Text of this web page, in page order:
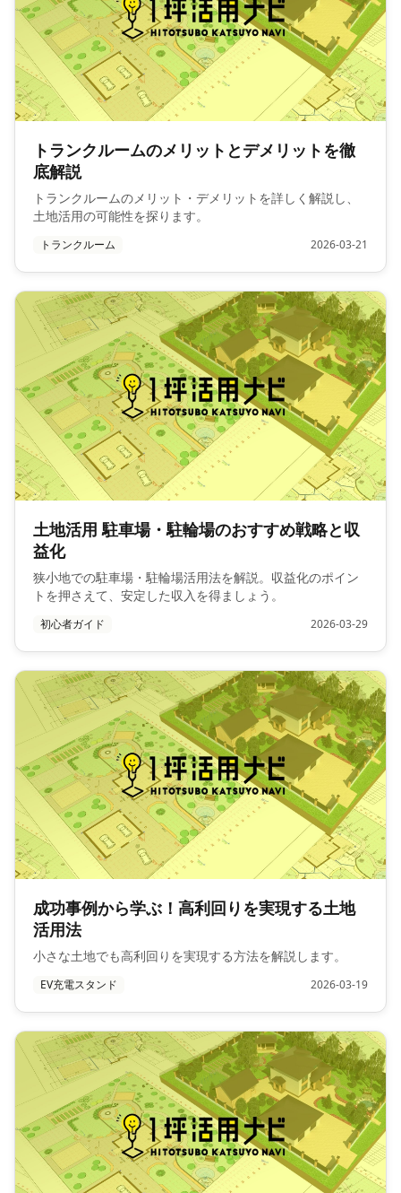
トランクルームのメリットとデメリットを徹
底解説
トランクルームのメリット・デメリットを詳しく解説し、
土地活用の可能性を探ります。
トランクルーム 2026-03-21
土地活用 駐車場・駐輪場のおすすめ戦略と収
益化
狭小地での駐車場・駐輪場活用法を解説。収益化のポイン
トを押さえて、安定した収入を得ましょう。
初心者ガイド 2026-03-29
成功事例から学ぶ！高利回りを実現する土地
活用法
小さな土地でも高利回りを実現する方法を解説します。
EV充電スタンド 2026-03-19